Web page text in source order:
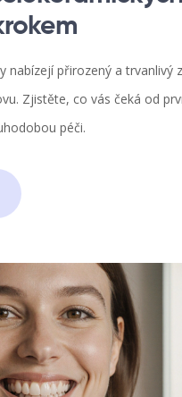
nabízejí přirozený a trvanlivý
Zjistěte, co vás čeká od
péči.